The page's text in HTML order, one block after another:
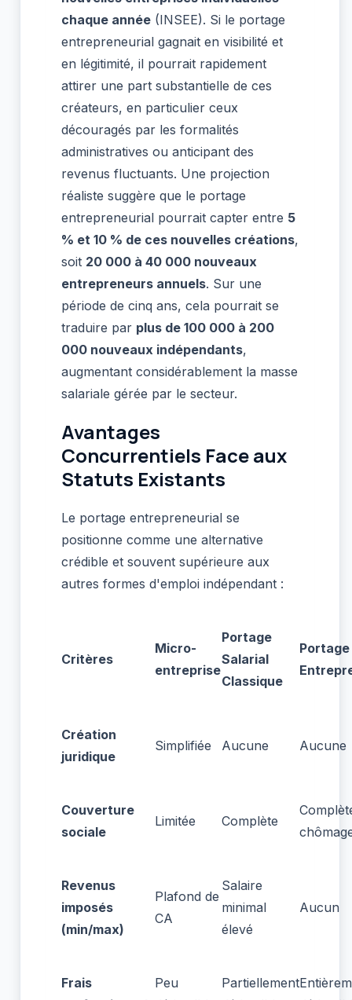
chaque année (INSEE). Si le portage
entrepreneurial gagnait en visibilité et
en légitimité, il pourrait rapidement
attirer une part substantielle de ces
créateurs, en particulier ceux
découragés par les formalités
administratives ou anticipant des
revenus fluctuants. Une projection
réaliste suggère que le portage
entrepreneurial pourrait capter entre 5
% et 10 % de ces nouvelles créations,
soit 20 000 à 40 000 nouveaux
entrepreneurs annuels. Sur une
période de cinq ans, cela pourrait se
traduire par plus de 100 000 à 200
000 nouveaux indépendants,
augmentant considérablement la masse
salariale gérée par le secteur.
Avantages
Concurrentiels Face aux
Statuts Existants
Le portage entrepreneurial se
positionne comme une alternative
crédible et souvent supérieure aux
autres formes d'emploi indépendant :
Critères
Micro-
entreprise
Portage
Salarial
Classique
Portage
Création
juridique
Simplifiée Aucune Aucune
Couverture
sociale
Limitée Complète
Revenus
imposés
(min/max)
Plafond de
CA
Salaire
minimal
élevé
Aucun
Frais
Peu
Partiellement